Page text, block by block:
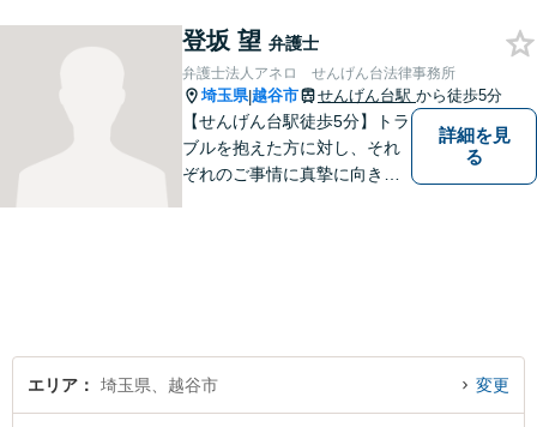
適切かつ速やかに解決いたし
ます。 お気軽にご相談くださ
い。
登坂 望 弁護士
弁護士法人アネロ せんげん台法律事務所
埼玉県|越谷市 せんげん台駅 から徒歩5分
【せんげん台駅徒歩5分】トラ
ブルを抱えた方に対し、それ
ぞれのご事情に真摯に向き合
連絡ください。
詳細を見
る
エリア 埼玉県、越谷市 変更